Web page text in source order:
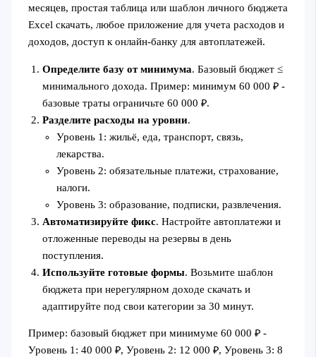
месяцев, простая таблица или шаблон личного бюджета
Excel скачать, любое приложение для учета расходов и
доходов, доступ к онлайн-банку для автоплатежей.
Определите базу от минимума. Базовый бюджет ≤
минимального дохода. Пример: минимум 60 000 ₽ -
базовые траты ограничьте 60 000 ₽.
Разделите расходы на уровни.
Уровень 1: жильё, еда, транспорт, связь,
лекарства.
Уровень 2: обязательные платежи, страхование,
налоги.
Уровень 3: образование, подписки, развлечения.
Автоматизируйте фикс. Настройте автоплатежи и
отложенные переводы на резервы в день
поступления.
Используйте готовые формы. Возьмите шаблон
бюджета при нерегулярном доходе скачать и
адаптируйте под свои категории за 30 минут.
Пример: базовый бюджет при минимуме 60 000 ₽ -
Уровень 1: 40 000 ₽, Уровень 2: 12 000 ₽, Уровень 3: 8